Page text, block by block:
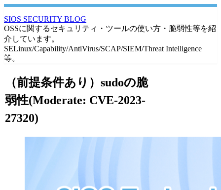
SIOS SECURITY BLOG
OSSに関するセキュリティ・ツールの使い方・脆弱性等を紹
介しています。
SELinux/Capability/AntiVirus/SCAP/SIEM/Threat Intelligence
等。
（前提条件あり）sudoの脆
弱性(Moderate: CVE-2023-
27320)